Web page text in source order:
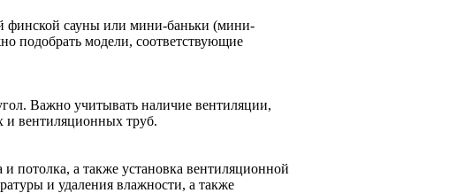
финской сауны или мини-баньки (мини-
подобрать модели, соответствующие
Важно учитывать наличие вентиляции,
и вентиляционных труб.
потолка, а также установка вентиляционной
и удаления влажности, а также